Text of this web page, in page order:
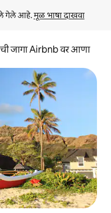
गेले आहे. मूळ भाषा दाखवा
जागा Airbnb वर आणा